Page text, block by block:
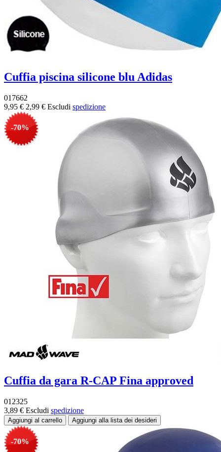
Cuffia piscina silicone blu Adidas
017662
9,95 € 2,99 € Escludi spedizione
-70%
Cuffia da gara R-CAP Fina approved
012325
3,89 € Escludi spedizione
-70%